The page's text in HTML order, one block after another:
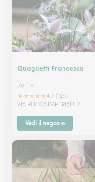
Quaglietti Francesca
Roma
★★★★★4.7 (126)
VIA ROCCA IMPERIALE 2
Vedi il negozio